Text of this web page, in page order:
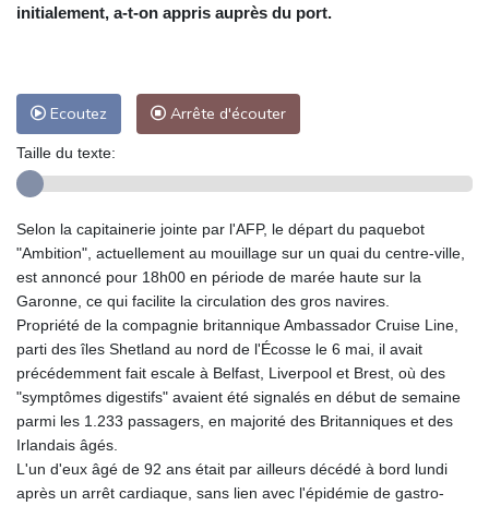
initialement, a-t-on appris auprès du port.
Ecoutez Arrête d'écouter
Taille du texte:
Selon la capitainerie jointe par l'AFP, le départ du paquebot
"Ambition", actuellement au mouillage sur un quai du centre-ville,
est annoncé pour 18h00 en période de marée haute sur la
Garonne, ce qui facilite la circulation des gros navires.
Propriété de la compagnie britannique Ambassador Cruise Line,
parti des îles Shetland au nord de l'Écosse le 6 mai, il avait
précédemment fait escale à Belfast, Liverpool et Brest, où des
"symptômes digestifs" avaient été signalés en début de semaine
parmi les 1.233 passagers, en majorité des Britanniques et des
Irlandais âgés.
L'un d'eux âgé de 92 ans était par ailleurs décédé à bord lundi
après un arrêt cardiaque, sans lien avec l'épidémie de gastro-